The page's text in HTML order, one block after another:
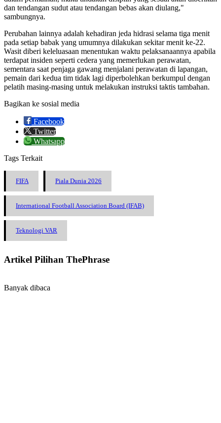
dan tendangan sudut atau tendangan bebas akan diulang,"
sambungnya.
Perubahan lainnya adalah kehadiran jeda hidrasi selama tiga menit
pada setiap babak yang umumnya dilakukan sekitar menit ke-22.
Wasit diberi keleluasaan menentukan waktu pelaksanaannya apabila
terdapat insiden seperti cedera yang memerlukan perawatan,
sementara saat penjaga gawang menjalani perawatan di lapangan,
pemain dari kedua tim tidak lagi diperbolehkan berkumpul dengan
pelatih masing-masing untuk melakukan instruksi taktis tambahan.
Bagikan ke sosial media
Facebook
Twitter
Whatsapp
Tags Terkait
FIFA Piala Dunia 2026
International Football Association Board (IFAB)
Teknologi VAR
Artikel Pilihan ThePhrase
Banyak dibaca